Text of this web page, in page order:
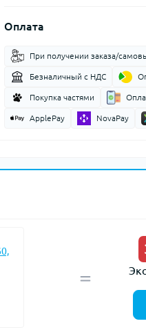
Оплата
При получении заказа/
Безналичный с НДС
Покупка частями
ApplePay NovaPay